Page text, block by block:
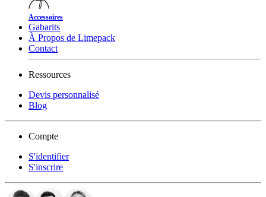
Accessoires
Gabarits
À Propos de Limepack
Contact
Ressources
Devis personnalisé
Blog
Compte
S'identifier
S'inscrire